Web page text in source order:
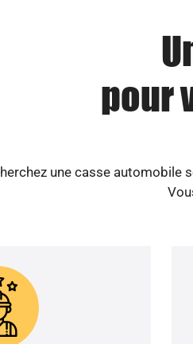
pour
une casse automobile